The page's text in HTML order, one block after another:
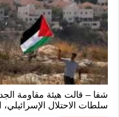
شفا – قالت هيئة مقاومة
سلطات الاحتلال الإسرائيلي،